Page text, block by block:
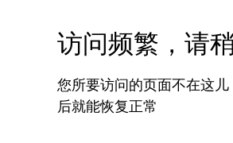
访问频繁，请
您所要访问的页面不在这
后就能恢复正常